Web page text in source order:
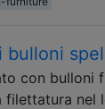
bulloni
con
nel